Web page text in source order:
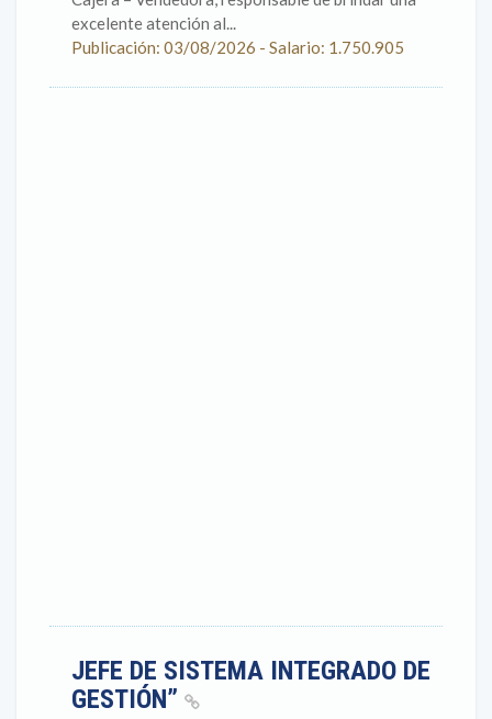
excelente atención al...
Publicación: 03/08/2026 - Salario: 1.750.905
JEFE DE SISTEMA INTEGRADO DE
GESTIÓN”